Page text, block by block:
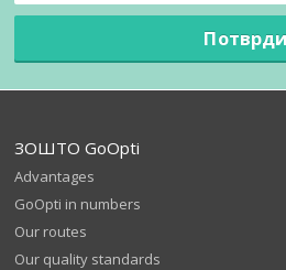
Потврди
ЗОШТО GoOpti
Advantages
GoOpti in numbers
Our routes
Our quality standards